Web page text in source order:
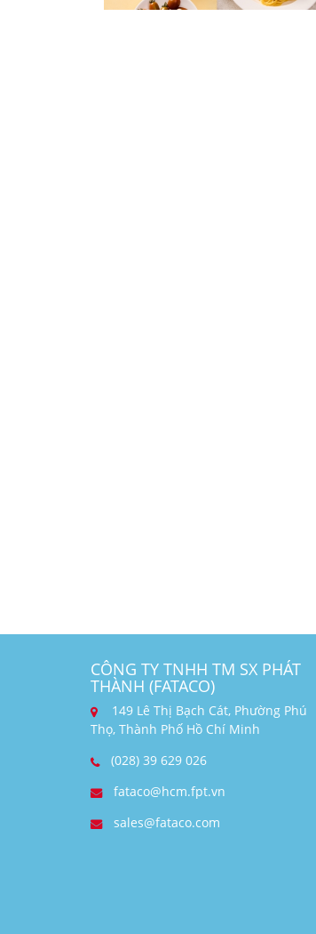
CÔNG TY TNHH TM SX PHÁT
THÀNH (FATACO)
149 Lê Thị Bạch Cát, Phường Phú
Thọ, Thành Phố Hồ Chí Minh
(028) 39 629 026
fataco@hcm.fpt.vn
sales@fataco.com